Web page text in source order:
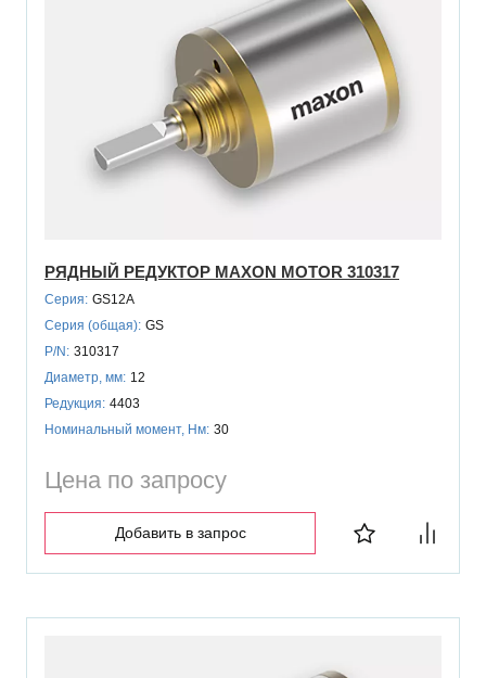
РЯДНЫЙ РЕДУКТОР MAXON MOTOR 310317
Серия: GS12A
Серия (общая): GS
P/N: 310317
Диаметр, мм: 12
Редукция: 4403
Номинальный момент, Нм: 30
Цена по запросу
Добавить в запрос